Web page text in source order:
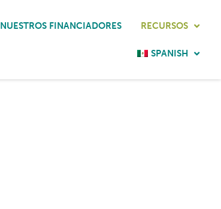
NUESTROS FINANCIADORES RECURSOS
SPANISH